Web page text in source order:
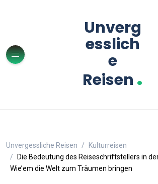
Unverg
esslich
e
Reisen .
Unvergessliche Reisen
Kulturreisen
Die Bedeutung des Reiseschriftstellers in
Wie’em die Welt zum Träumen bringen